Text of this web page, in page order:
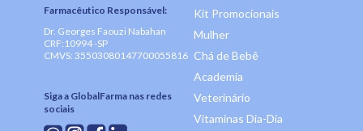
Farmacêutico Responsável:
Dr. Georges Faouzi Nabahan
CRF:10994 -SP
CMVS: 35503080147700055816
Siga a GlobalFarma nas redes
sociais
Kit Promocionais
Mulher
Chá de Bebê
Academia
Veterinário
Vitaminas Dia-Dia